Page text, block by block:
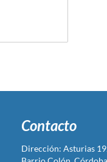
Contacto
Dirección: Asturias